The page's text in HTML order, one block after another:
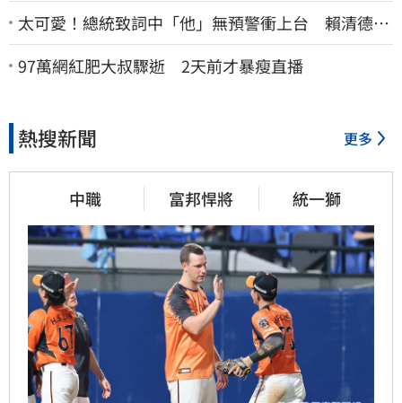
太可愛！總統致詞中「他」無預警衝上台 賴清德笑
喊：卸任再交棒給你
97萬網紅肥大叔驟逝 2天前才暴瘦直播
熱搜新聞 更多
中職 富邦悍將 統一獅